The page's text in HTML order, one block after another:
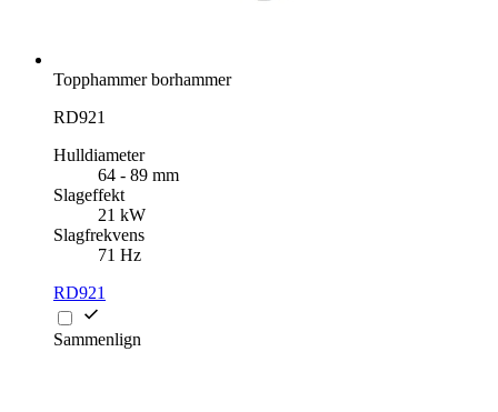
Topphammer borhammer
RD921
Hulldiameter
64 - 89 mm
Slageffekt
21 kW
Slagfrekvens
71 Hz
RD921
Sammenlign